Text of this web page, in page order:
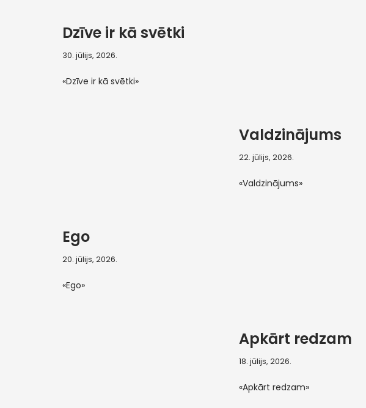
Dzīve ir kā svētki
30. jūlijs, 2026.
«Dzīve ir kā svētki»
Valdzinājums
22. jūlijs, 2026.
«Valdzinājums»
Ego
20. jūlijs, 2026.
«Ego»
Apkārt redzam
18. jūlijs, 2026.
«Apkārt redzam»